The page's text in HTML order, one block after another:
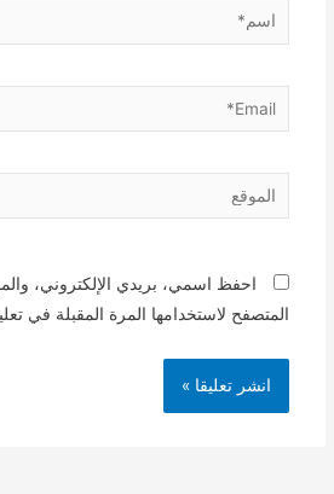
اسم*
Email*
الموقع
احفظ اسمي، بريدي الإلكتروني،
المتصفح لاستخدامها المرة المقبلة في